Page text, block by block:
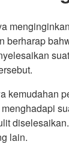
berharap
kemudahan
lain.